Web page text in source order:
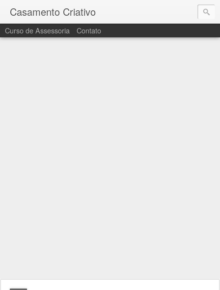
Casamento Criativo
Curso de Assessoria Contato